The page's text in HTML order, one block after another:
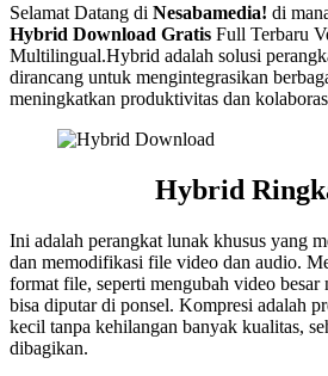
Selamat Datang di Nesabamedia! di
Hybrid Download Gratis Full Terbaru
Multilingual.Hybrid adalah solusi
dirancang untuk mengintegrasikan
meningkatkan produktivitas dan
Hybrid
Ini adalah perangkat lunak khusus yang
dan memodifikasi file video dan audio.
format file, seperti mengubah video
bisa diputar di ponsel. Kompresi adalah
kecil tanpa kehilangan banyak kualitas,
dibagikan.